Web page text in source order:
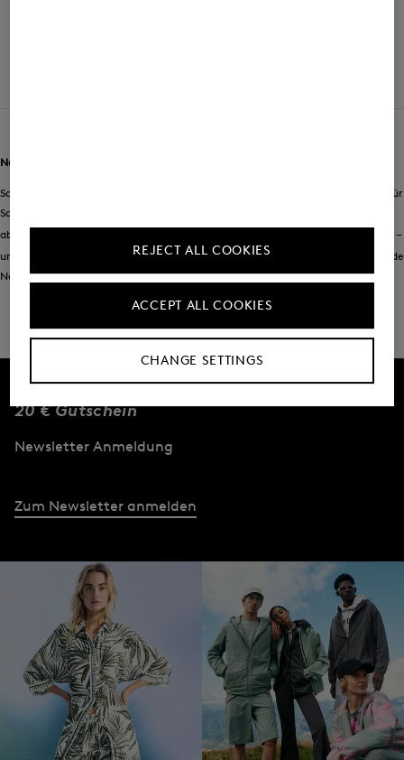
Neues von BOGNER auf Schritt und Tritt
Schuhe kann Mann praktisch nie genug haben. Wie gut, dass BOGNER Saison für
Saison neue Modelle präsentiert – wobei jedes Paar das Potenzial hat, zum
absoluten Favoriten zu werden.
sind nach wie vor besonders angesagt –
und auch bei der Luxusmarke in vielen Varianten vertreten. Dabei garantiert jede
Neuheit für den Fuß Stilsicherheit auf allen Wegen.
20 € Gutschein
Newsletter Anmeldung
Zum Newsletter anmelden
CHANGE SETTINGS
REJECT ALL COOKIES
ACCEPT ALL COOKIES